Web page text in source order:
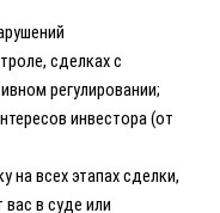
сделках с
регулировании;
инвестора (от
всех этапах сделки,
в суде или